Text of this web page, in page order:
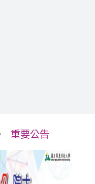
重要公告